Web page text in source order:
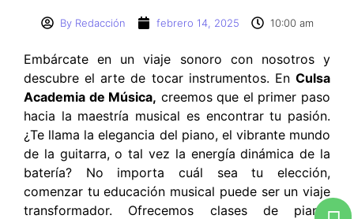
ByRedacción febrero 14, 2025 10:00 am
Embárcate en un viaje sonoro con nosotros y
descubre el arte de tocar instrumentos. En Culsa
Academia de Música, creemos que el primer paso
hacia la maestría musical es encontrar tu pasión.
¿Te llama la elegancia del piano, el vibrante mundo
de la guitarra, o tal vez la energía dinámica de la
batería? No importa cuál sea tu elección,
comenzar tu educación musical puede ser un viaje
transformador. Ofrecemos clases de piano,